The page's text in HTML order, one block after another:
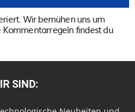
Wir bemühen uns um
Kommentarregeln findest du
SIND: